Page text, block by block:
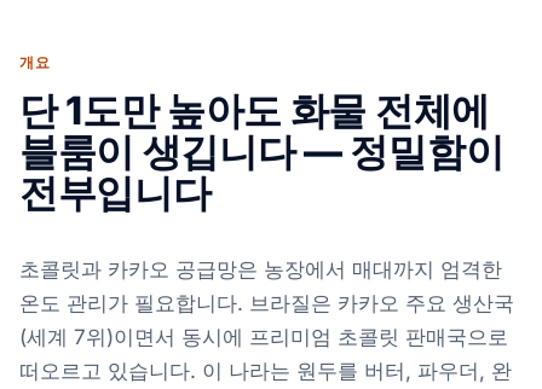
개요
단 1도만 높아도 화물 전체에
블룸이 생깁니다 — 정밀함이
전부입니다
초콜릿과 카카오 공급망은 농장에서 매대까지 엄격한
온도 관리가 필요합니다. 브라질은 카카오 주요 생산국
(세계 7위)이면서 동시에 프리미엄 초콜릿 판매국으로
떠오르고 있습니다. 이 나라는 원두를 버터, 파우더, 완